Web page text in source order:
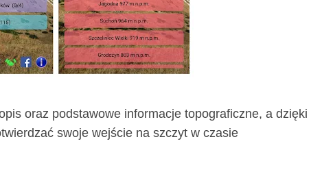
oraz podstawowe informacje topograficzne, a dzięki
swoje wejście na szczyt w czasie